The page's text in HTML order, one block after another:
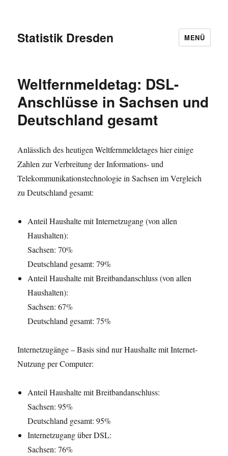
Statistik Dresden MENÜ
Weltfernmeldetag: DSL-
Anschlüsse in Sachsen und
Deutschland gesamt
Anlässlich des heutigen Weltfernmeldetages hier einige
Zahlen zur Verbreitung der Informations- und
Telekommunikationstechnologie in Sachsen im Vergleich
zu Deutschland gesamt:
Anteil Haushalte mit Internetzugang (von allen
Haushalten):
Sachsen: 70%
Deutschland gesamt: 79%
Anteil Haushalte mit Breitbandanschluss (von allen
Haushalten):
Sachsen: 67%
Deutschland gesamt: 75%
Internetzugänge – Basis sind nur Haushalte mit Internet-
Nutzung per Computer:
Anteil Haushalte mit Breitbandanschluss:
Sachsen: 95%
Deutschland gesamt: 95%
Internetzugang über DSL:
Sachsen: 76%